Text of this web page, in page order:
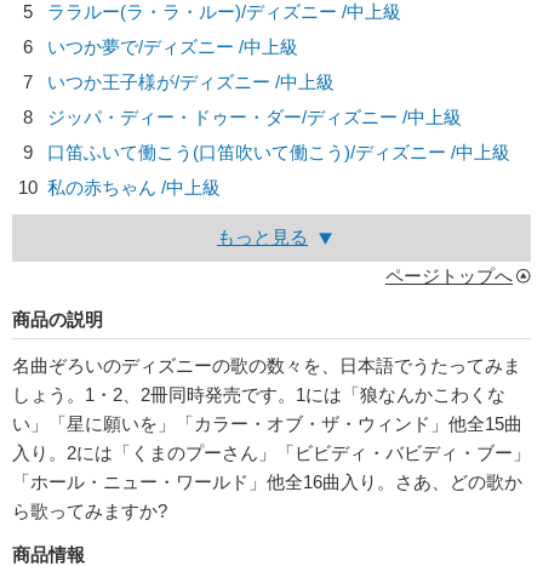
5
ララルー(ラ・ラ・ルー)/ディズニー /中上級
6
いつか夢で/ディズニー /中上級
7
いつか王子様が/ディズニー /中上級
8
ジッパ・ディー・ドゥー・ダー/ディズニー /中上級
9
口笛ふいて働こう(口笛吹いて働こう)/ディズニー /中上級
10 私の赤ちゃん /中上級
もっと見る
ページトップへ
商品の説明
名曲ぞろいのディズニーの歌の数々を、日本語でうたってみま
しょう。1・2、2冊同時発売です。1には「狼なんかこわくな
い」「星に願いを」「カラー・オブ・ザ・ウィンド」他全15曲
入り。2には「くまのプーさん」「ビビディ・バビディ・ブー」
「ホール・ニュー・ワールド」他全16曲入り。さあ、どの歌か
ら歌ってみますか?
商品情報